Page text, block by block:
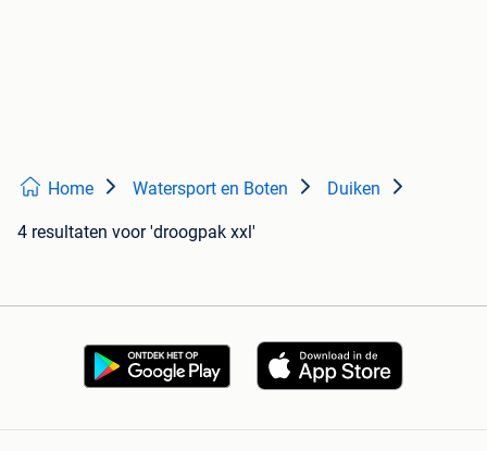
Home Watersport en Boten Duiken
4 resultaten voor 'droogpak xxl'